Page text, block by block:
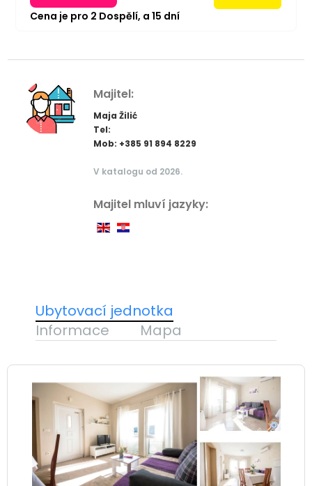
Cena je pro 2 Dospělí, a 15 dní
Majitel:
Maja Žilić
Tel:
Mob: +385 91 894 8229
V katalogu od 2026.
Majitel mluví jazyky:
Ubytovací jednotka
Informace
Mapa